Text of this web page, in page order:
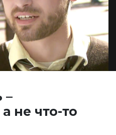
–
а не что-то